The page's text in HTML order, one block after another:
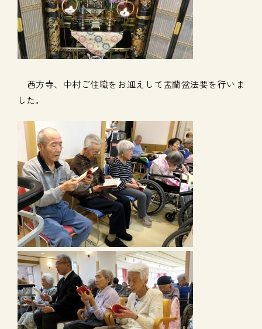
西方寺、中村ご住職をお迎えして盂蘭盆法要を行いま
した。